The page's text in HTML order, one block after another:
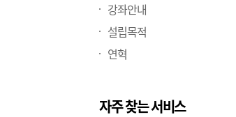
강좌안내
설립목적
연혁
자주 찾는 서비스